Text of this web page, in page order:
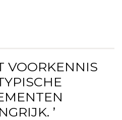
VOORKENNIS
’